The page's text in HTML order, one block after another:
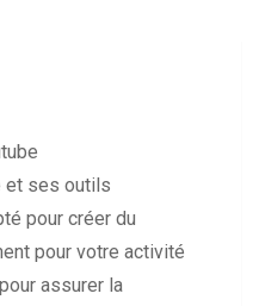
et ses outils
pour créer du
pour votre activité
assurer la